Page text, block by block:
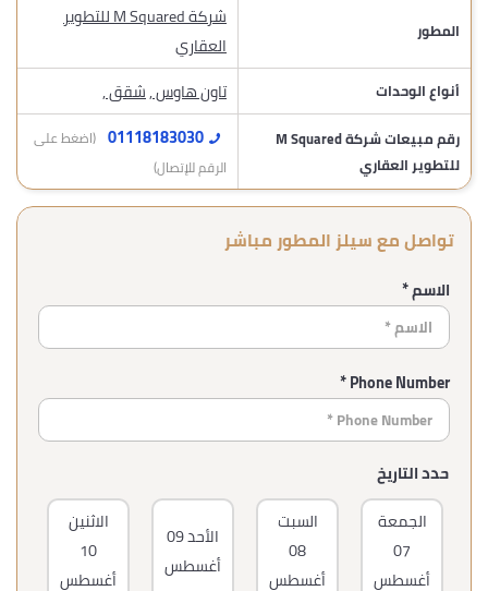
المطور
شركة M Squared للتطوير
العقاري
أنواع الوحدات تاون هاوس,شقق,
رقم مبيعات شركة M Squared
للتطوير العقاري
01118183030
(اضغط على
الرقم للإتصال)
تواصل مع سيلز المطور مباشر
الاسم *
Phone Number *
حدد التاريخ
الجمعة
07
أغسطس
السبت
08
أغسطس
الأحد09
أغسطس
الاثنين
10
أغسطس